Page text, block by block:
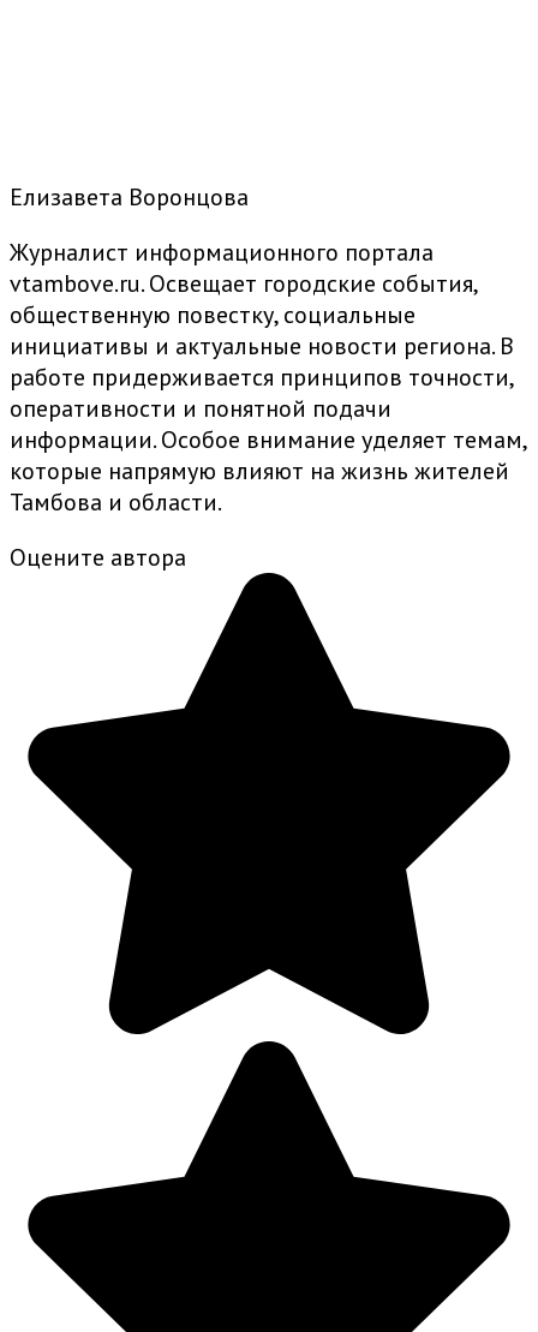
Елизавета Воронцова
Журналист информационного портала
vtambove.ru. Освещает городские события,
общественную повестку, социальные
инициативы и актуальные новости региона. В
работе придерживается принципов точности,
оперативности и понятной подачи
информации. Особое внимание уделяет темам,
которые напрямую влияют на жизнь жителей
Тамбова и области.
Оцените автора